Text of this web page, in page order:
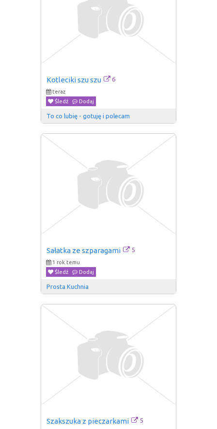
Kotleciki szu szu 6
teraz
Śledź
Dodaj
To co lubię - gotuję i polecam
Sałatka ze szparagami 5
1 rok temu
Śledź
Dodaj
Prosta Kuchnia
Szakszuka z pieczarkami 5